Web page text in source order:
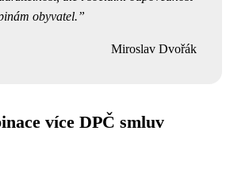
obyvatel.
Miroslav Dvořák
více DPČ smluv